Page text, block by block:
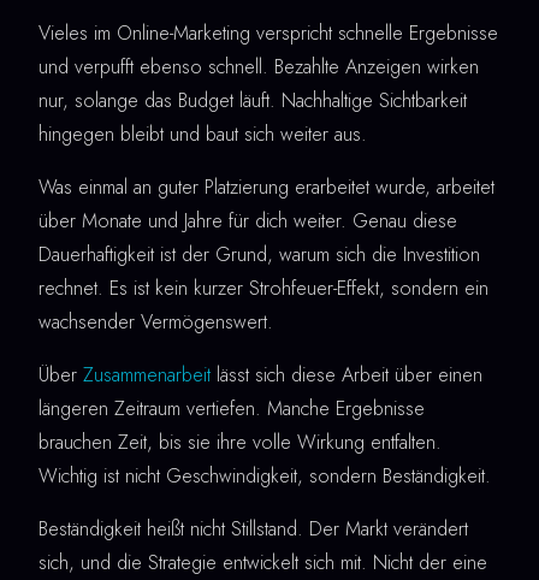
Vieles im Online-Marketing verspricht schnelle Ergebnisse
und verpufft ebenso schnell. Bezahlte Anzeigen wirken
nur, solange das Budget läuft. Nachhaltige Sichtbarkeit
hingegen bleibt und baut sich weiter aus.
Was einmal an guter Platzierung erarbeitet wurde, arbeitet
über Monate und Jahre für dich weiter. Genau diese
Dauerhaftigkeit ist der Grund, warum sich die Investition
rechnet. Es ist kein kurzer Strohfeuer-Effekt, sondern ein
wachsender Vermögenswert.
Über Zusammenarbeit lässt sich diese Arbeit über einen
längeren Zeitraum vertiefen. Manche Ergebnisse
brauchen Zeit, bis sie ihre volle Wirkung entfalten.
Wichtig ist nicht Geschwindigkeit, sondern Beständigkeit.
Beständigkeit heißt nicht Stillstand. Der Markt verändert
sich, und die Strategie entwickelt sich mit. Nicht der eine